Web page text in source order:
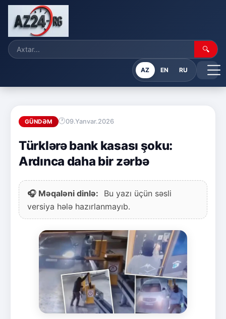
🔍
AZ EN RU
GÜNDƏM 09.Yanvar.2026
Türklərə bank kasası şoku:
Ardınca daha bir zərbə
🎧 Məqaləni dinlə:
Bu yazı üçün səsli
versiya hələ hazırlanmayıb.